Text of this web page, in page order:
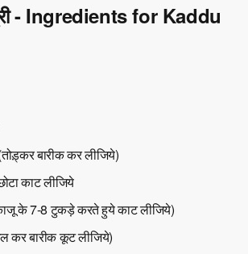
- Ingredients for Kaddu
बारीक कर लीजिये)
काट लीजिये
के 7-8 टुकड़े करते हुये काट लीजिये)
कर बारीक कूट लीजिये)